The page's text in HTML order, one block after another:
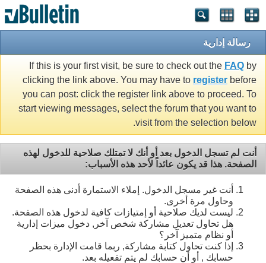
رسالة إدارية
If this is your first visit, be sure to check out the FAQ by
clicking the link above. You may have to register before
you can post: click the register link above to proceed. To
start viewing messages, select the forum that you want to
visit from the selection below.
أنت لم تسجل الدخول بعد أو أنك لا تمتلك صلاحية للدخول لهذه
الصفحة. هذا قد يكون عائداً لأحد هذه الأسباب:
أنت غير مسجل الدخول. إملاء الاستمارة أدنى هذه الصفحة
وحاول مرة أخرى.
ليست لديك صلاحية أو إمتيازات كافية لدخول هذه الصفحة.
هل تحاول تعديل مشاركة شخص آخر, دخول ميزات إدارية
أو نظام متميز آخر؟
إذا كنت تحاول كتابة مشاركة, ربما قامت الإدارة بحظر
حسابك , أو أن حسابك لم يتم تفعيله بعد.